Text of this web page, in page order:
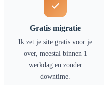
Gratis migratie
Ik zet je site gratis voor je
over, meestal binnen 1
werkdag en zonder
downtime.